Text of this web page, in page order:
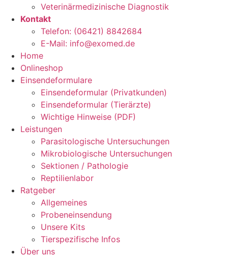
Veterinärmedizinische Diagnostik
Kontakt
Telefon: (06421) 8842684
E-Mail: info@exomed.de
Home
Onlineshop
Einsendeformulare
Einsendeformular (Privatkunden)
Einsendeformular (Tierärzte)
Wichtige Hinweise (PDF)
Leistungen
Parasitologische Untersuchungen
Mikrobiologische Untersuchungen
Sektionen / Pathologie
Reptilienlabor
Ratgeber
Allgemeines
Probeneinsendung
Unsere Kits
Tierspezifische Infos
Über uns